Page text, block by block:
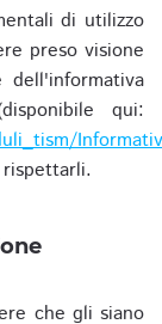
di utilizzo
preso visione
qui:
che gli siano